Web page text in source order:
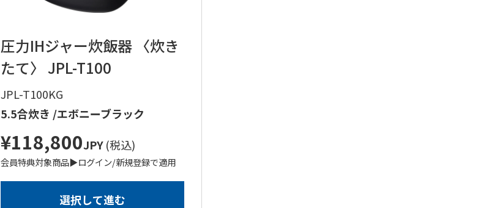
圧力IHジャー炊飯器 〈炊き
たて〉 JPL-T100
JPL-T100KG
5.5合炊き /エボニーブラック
¥118,800JPY(税込)
会員特典対象商品▶︎ログイン/新規登録で適用
選択して進む